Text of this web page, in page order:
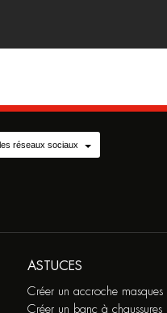
réseaux sociaux
ASTUCES
Créer un accroche masques
Créer un banc à chaussures